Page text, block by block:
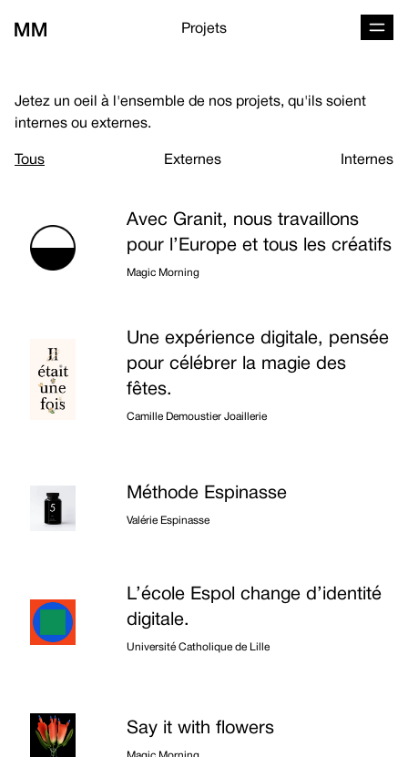
Projets
Jetez un oeil à l'ensemble de nos projets, qu'ils soient
internes ou externes.
Tous Externes Internes
Avec Granit, nous travaillons
pour l’Europe et tous les créatifs
Magic Morning
Une expérience digitale, pensée
pour célébrer la magie des
fêtes.
Camille Demoustier Joaillerie
Méthode Espinasse
Valérie Espinasse
L’école Espol change d’identité
digitale.
Université Catholique de Lille
Say it with flowers